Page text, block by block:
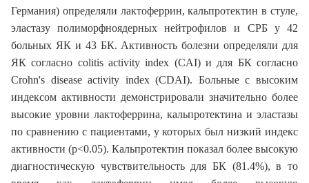
Германия) определяли лактоферрин, кальпротектин в стуле,
эластазу полиморфноядерных нейтрофилов и СРБ у 42
больных ЯК и 43 БК. Активность болезни определяли для
ЯК согласно colitis activity index (CAI) и для БК согласно
Crohn's disease activity index (CDAI). Больные с высоким
индексом активности демонстрировали значительно более
высокие уровни лактоферрина, кальпротектина и эластазы
по сравнению с пациентами, у которых был низкий индекс
активности (р<0.05). Кальпротектин показал более высокую
диагностическую чувствительность для БК (81.4%), в то